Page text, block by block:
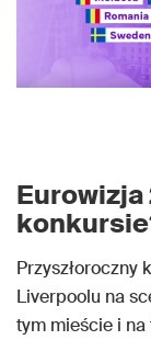
Eurowizja
Przyszłoroczny
Liverpoolu na
tym mieście i